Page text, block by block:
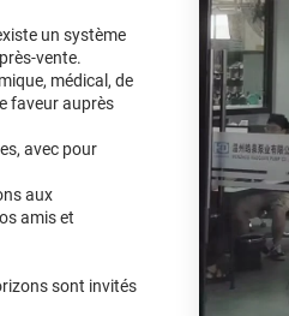
un système
vente.
médical, de
faveur auprès
avec pour
aux
amis et
sont invités